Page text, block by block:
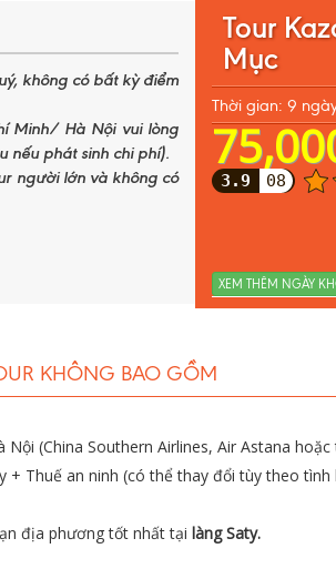
, được mệnh danh là “thành
không có bất kỳ điểm
Minh/ Hà Nội vui lòng
nếu phát sinh chi phí).
người lớn và không có
Tour
Mục
Thời gian: 9
3.9 08
XEM THÊM NGÀY
KHÔNG BAO GỒM
(China Southern Airlines, Air Astana
+ Thuế an ninh (có thể thay đổi tùy theo
địa phương tốt nhất tại làng Saty.